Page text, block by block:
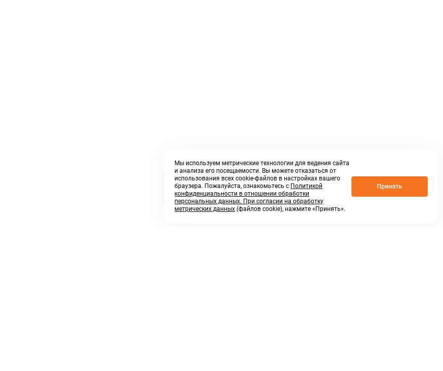
Мы используем метрические технологии для ведения сайта
и анализа его посещаемости. Вы можете отказаться от
использования всех cookie-файлов в настройках вашего
браузера. Пожалуйста, ознакомьтесь с Политикой
конфиденциальности в отношении обработки
персональных данных. При согласии на обработку
метрических данных (файлов cookie), нажмите «Принять».
Принять